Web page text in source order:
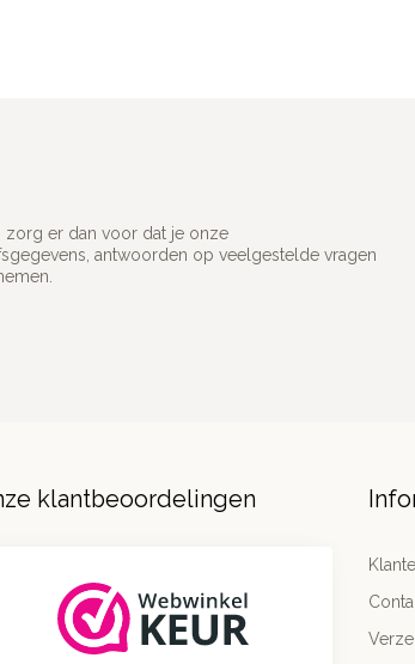
er dan voor dat je onze
antwoorden op veelgestelde vragen
klantbeoordelingen